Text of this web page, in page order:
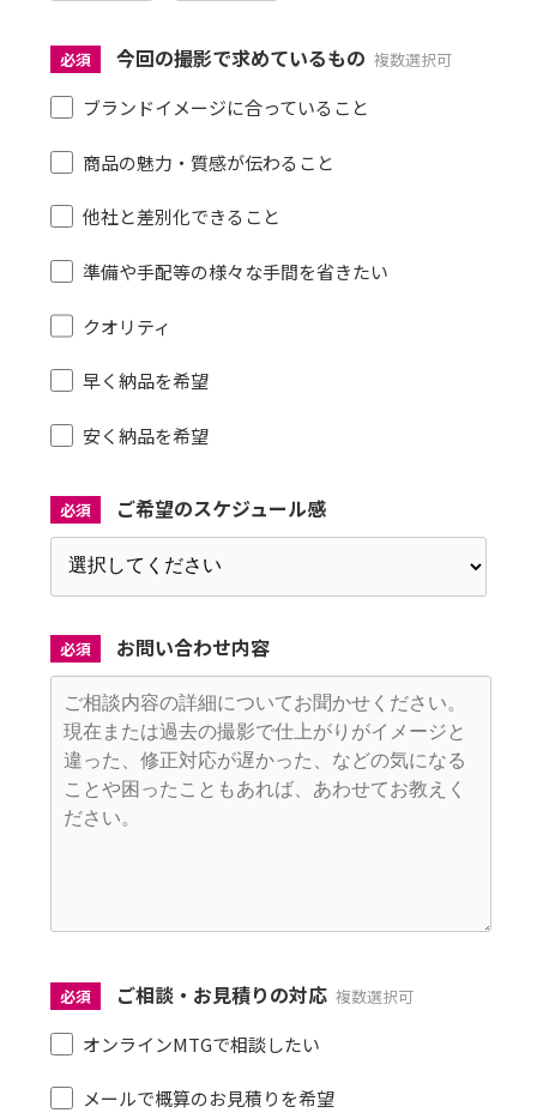
必須 今回の撮影で求めているもの 複数選択可
ブランドイメージに合っていること
商品の魅力・質感が伝わること
他社と差別化できること
準備や手配等の様々な手間を省きたい
クオリティ
早く納品を希望
安く納品を希望
必須 ご希望のスケジュール感
必須 お問い合わせ内容
必須 ご相談・お見積りの対応 複数選択可
オンラインMTGで相談したい
メールで概算のお見積りを希望